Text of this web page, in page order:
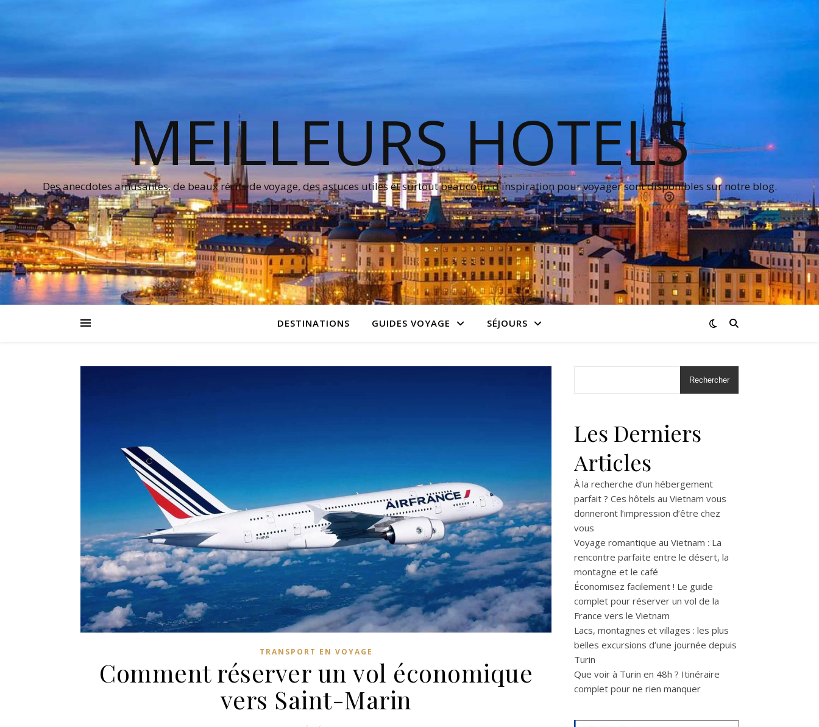
MEILLEURS HOTELS
Des anecdotes amusantes, de beaux récits de voyage, des astuces utiles et surtout beaucoup d'inspiration pour voyager sont disponibles sur notre blog.
DESTINATIONS GUIDES VOYAGE SÉJOURS
TRANSPORT EN VOYAGE
Comment réserver un vol économique
vers Saint-Marin
Rechercher
Les Derniers
Articles
À la recherche d’un hébergement
parfait ? Ces hôtels au Vietnam vous
donneront l’impression d’être chez
vous
Voyage romantique au Vietnam : La
rencontre parfaite entre le désert, la
montagne et le café
Économisez facilement ! Le guide
complet pour réserver un vol de la
France vers le Vietnam
Lacs, montagnes et villages : les plus
belles excursions d’une journée depuis
Turin
Que voir à Turin en 48h ? Itinéraire
complet pour ne rien manquer